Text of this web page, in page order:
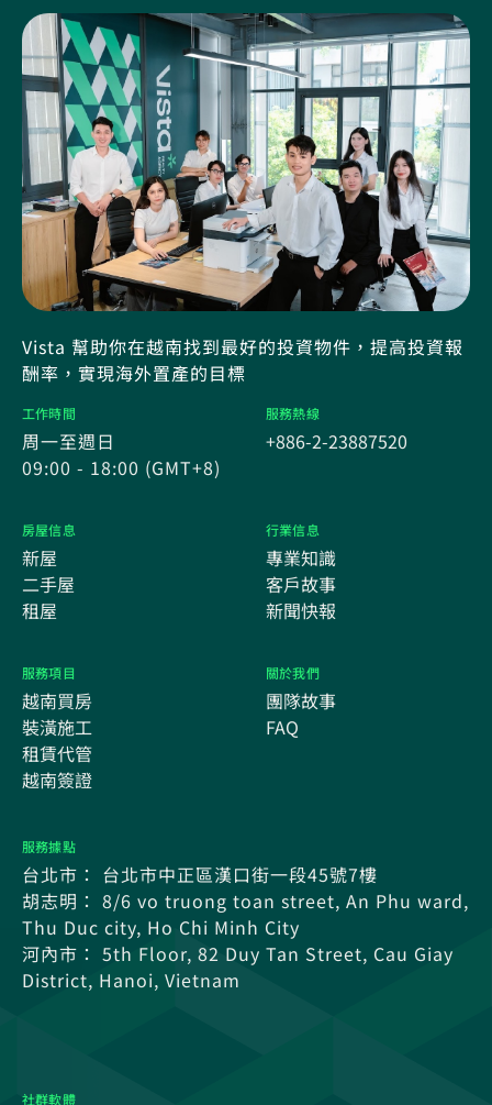
Vista 幫助你在越南找到最好的投資物件，提高投資報
酬率，實現海外置產的目標
工作時間
周一至週日
09:00 - 18:00 (GMT+8)
服務熱線
+886-2-23887520
房屋信息
新屋
二手屋
租屋
行業信息
專業知識
客戶故事
新聞快報
服務項目
越南買房
裝潢施工
租賃代管
越南簽證
關於我們
團隊故事
FAQ
服務據點
台北市： 台北市中正區漢口街一段45號7樓
胡志明： 8/6 vo truong toan street, An Phu ward,
Thu Duc city, Ho Chi Minh City
河內市： 5th Floor, 82 Duy Tan Street, Cau Giay
District, Hanoi, Vietnam
社群軟體